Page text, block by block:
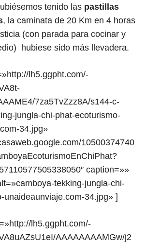
tenido las pastillas
, la caminata de 20 Km en 4 horas
(con parada para cocinar y
hubiese sido más llevadera.
lh5.ggpht.com/-
7za5TvZzz8A/s144-c-
jungla-chi-phat-ecoturismo-
34.jpg»
10500374740
caption=»»
tekking-jungla-chi-
unaideaunviaje.com-34.jpg» ]
lh5.ggpht.com/-
AAAAAAAAMGw/j2